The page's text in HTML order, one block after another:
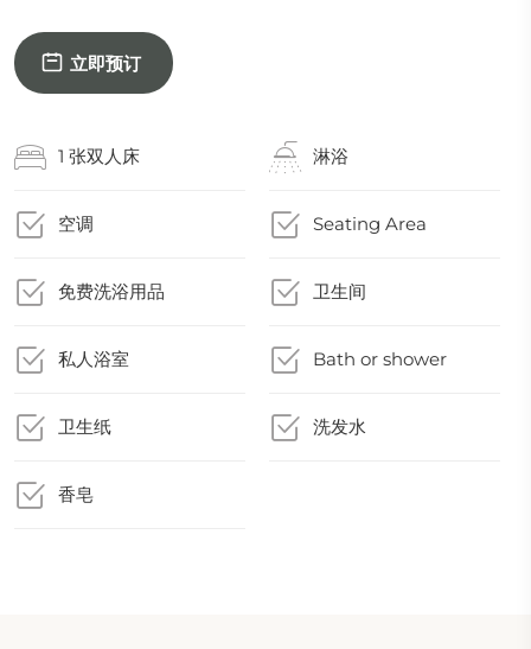
立即预订
1 张双人床 淋浴
空调 Seating Area
免费洗浴用品 卫生间
私人浴室 Bath or shower
卫生纸 洗发水
香皂